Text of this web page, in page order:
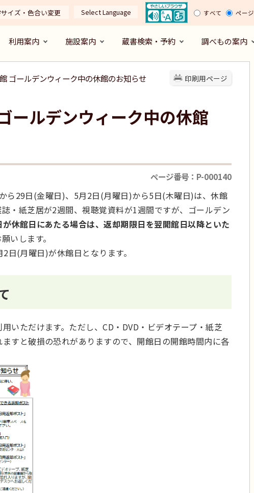
イズ・色合い変更 Select Language すべて ページ
利用案内 施設案内 蔵書検索・予約 調べもの案内
印刷用ページ
ゴールデンウィーク中の休館のお知らせ
ールデンウィーク中の休館
ページ番号：P-000140
ら29日(金曜日)、5月2日(月曜日)から5日(木曜日)は、休館
・紙芝居が2週間、視聴覚資料が1週間ですが、ゴールデン
休館日にあたる場合は、返却期限日を翌開館日以降といた
いします。
(月曜日)が休館日となります。
いただけます。ただし、CD・DVD・ビデオテープ・紙芝
すと破損の恐れがありますので、開館日の開館時間内に各